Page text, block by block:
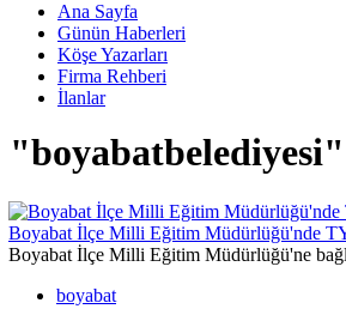
Ana Sayfa
Günün Haberleri
Köşe Yazarları
Firma Rehberi
İlanlar
Boyabat İlçe Milli Eğitim Müdürlüğü'nde
Boyabat İlçe Milli Eğitim Müdürlüğü'ne
boyabat